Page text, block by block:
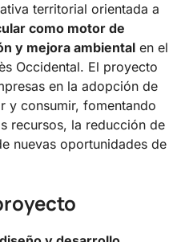
territorial orientada a
como motor de
y mejora ambiental en el
Occidental. El proyecto
en la adopción de
y consumir, fomentando
recursos, la reducción de
nuevas oportunidades de